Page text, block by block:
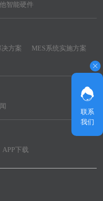
智能硬件
决方案
MES系统实施方案
APP下载
联系
我们